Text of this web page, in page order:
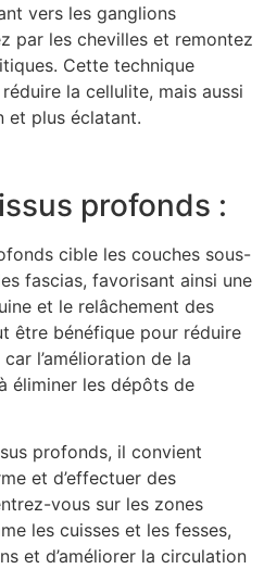
vers les ganglions
par les chevilles et remontez
Cette technique
la cellulite, mais aussi
et plus éclatant.
profonds :
cible les couches sous-
fascias, favorisant ainsi une
et le relâchement des
être bénéfique pour réduire
l’amélioration de la
éliminer les dépôts de
profonds, il convient
et d’effectuer des
vous sur les zones
les cuisses et les fesses,
et d’améliorer la circulation